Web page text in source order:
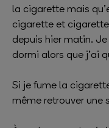
la cigarette mais
cigarette et
depuis hier matin.
dormi alors que j’ai
Si je fume la
même retrouver une